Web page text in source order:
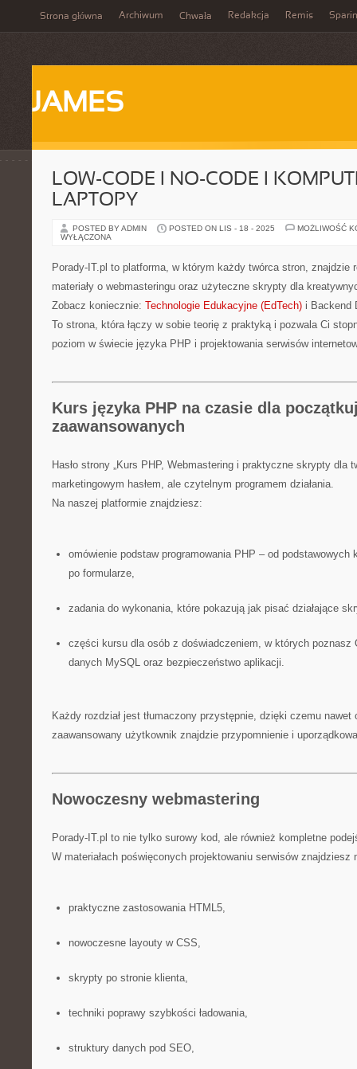
Strona główna Archiwum Chwała Redakcja Remis
JAMES
LOW-CODE I NO-CODE I
LAPTOPY
POSTED BY ADMIN POSTED ON LIS - 18 - 2025
MOŻLIWOŚĆ
WYŁĄCZONA
Porady-IT.pl to platforma, w którym każdy twórca stron, znajdzie
materiały o webmasteringu oraz użyteczne skrypty dla
Zobacz koniecznie: Technologie Edukacyjne (EdTech) i Backend
To strona, która łączy w sobie teorię z praktyką i pozwala Ci
poziom w świecie języka PHP i projektowania serwisów
Kurs języka PHP na czasie dla
zaawansowanych
Hasło strony „Kurs PHP, Webmastering i praktyczne skrypty dla
marketingowym hasłem, ale czytelnym programem działania.
Na naszej platformie znajdziesz:
omówienie podstaw programowania PHP – od
po formularze,
zadania do wykonania, które pokazują jak pisać działające
części kursu dla osób z doświadczeniem, w których poznasz
danych MySQL oraz bezpieczeństwo aplikacji.
Każdy rozdział jest tłumaczony przystępnie, dzięki czemu
zaawansowany użytkownik znajdzie przypomnienie i
Nowoczesny webmastering
Porady-IT.pl to nie tylko surowy kod, ale również kompletne
W materiałach poświęconych projektowaniu serwisów znajdziesz
praktyczne zastosowania HTML5,
nowoczesne layouty w CSS,
skrypty po stronie klienta,
techniki poprawy szybkości ładowania,
struktury danych pod SEO,